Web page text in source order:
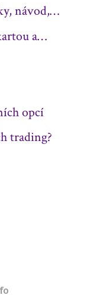
návod,…
a…
opcí
trading?